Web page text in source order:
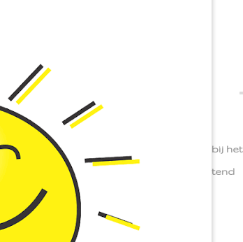
van Aarts uit Lottum is te gebruiken bij het
in een handomdraai heerlijke
producten zijn bereid met uitsluitend
geleermiddel (E1422), voedingszuur